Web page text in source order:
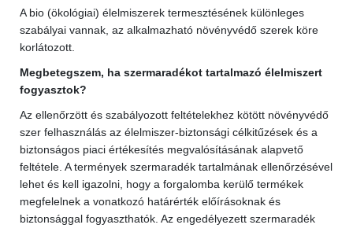
A bio (ökológiai) élelmiszerek termesztésének különleges
szabályai vannak, az alkalmazható növényvédő szerek köre
korlátozott.
Megbetegszem, ha szermaradékot tartalmazó élelmiszert
fogyasztok?
Az ellenőrzött és szabályozott feltételekhez kötött növényvédő
szer felhasználás az élelmiszer-biztonsági célkitűzések és a
biztonságos piaci értékesítés megvalósításának alapvető
feltétele. A termények szermaradék tartalmának ellenőrzésével
lehet és kell igazolni, hogy a forgalomba kerülő termékek
megfelelnek a vonatkozó határérték előírásoknak és
biztonsággal fogyaszthatók. Az engedélyezett szermaradék